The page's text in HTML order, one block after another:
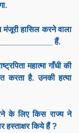
हासिल करने वाला
हैं.
महात्मा गाँधी की
करता है. उनकी हत्या
के लिए किस राज्य ने
हस्ताक्षर किये हैं ?